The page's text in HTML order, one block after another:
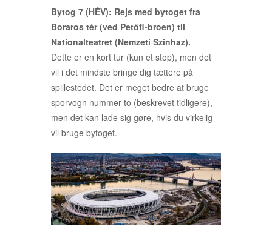
Bytog 7 (HÉV): Rejs med bytoget fra
Boraros tér (ved Petöfi-broen) til
Nationalteatret (Nemzeti Szinhaz).
Dette er en kort tur (kun et stop), men det
vil i det mindste bringe dig tættere på
spillestedet. Det er meget bedre at bruge
sporvogn nummer to (beskrevet tidligere),
men det kan lade sig gøre, hvis du virkelig
vil bruge bytoget.